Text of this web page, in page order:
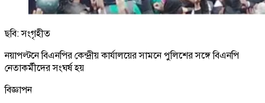
ছবি: সংগৃহীত
নয়াপল্টনে বিএনপির কেন্দ্রীয় কার্যালয়ের সামনে পুলিশের সঙ্গে বিএনপি
নেতাকর্মীদের সংঘর্ষ হয়
বিজ্ঞাপন